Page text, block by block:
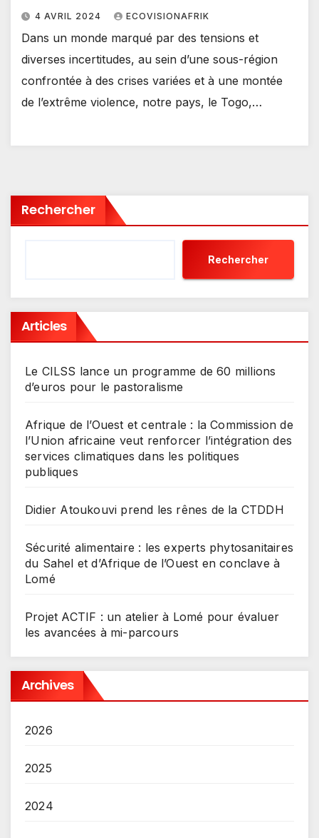
4 AVRIL 2024 ECOVISIONAFRIK
Dans un monde marqué par des tensions et
diverses incertitudes, au sein d’une sous-région
confrontée à des crises variées et à une montée
de l’extrême violence, notre pays, le Togo,…
Rechercher
Rechercher
Articles
Le CILSS lance un programme de 60 millions
d’euros pour le pastoralisme
Afrique de l’Ouest et centrale : la Commission de
l’Union africaine veut renforcer l’intégration des
services climatiques dans les politiques
publiques
Didier Atoukouvi prend les rênes de la CTDDH
Sécurité alimentaire : les experts phytosanitaires
du Sahel et d’Afrique de l’Ouest en conclave à
Lomé
Projet ACTIF : un atelier à Lomé pour évaluer
les avancées à mi-parcours
Archives
2026
2025
2024